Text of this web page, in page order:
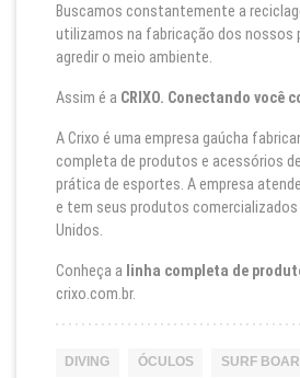
Buscamos constantemente a
utilizamos na fabricação dos nossos
agredir o meio ambiente.
Assim é a CRIXO. Conectando você
A Crixo é uma empresa gaúcha
completa de produtos e acessórios
prática de esportes. A empresa
e tem seus produtos comercializados
Unidos.
Conheça a linha completa de
crixo.com.br.
DIVING ÓCULOS SURF